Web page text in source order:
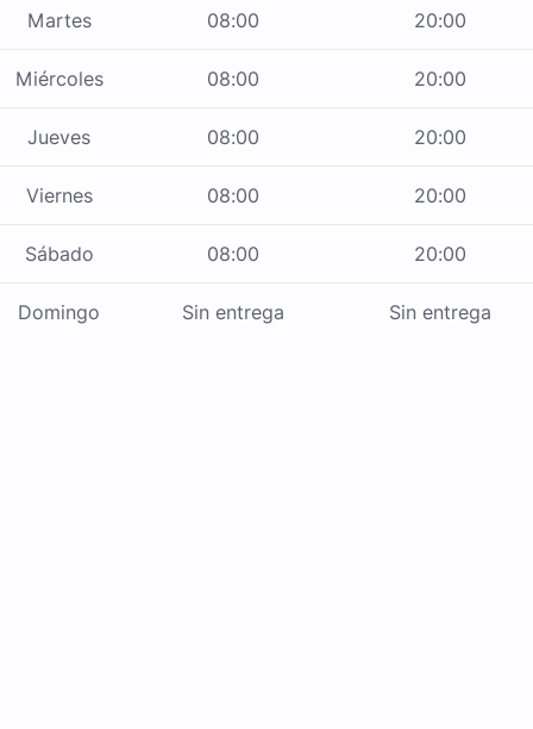
Martes 08:00 20:00
Miércoles 08:00 20:00
Jueves 08:00 20:00
Viernes 08:00 20:00
Sábado 08:00 20:00
Domingo Sin entrega Sin entrega